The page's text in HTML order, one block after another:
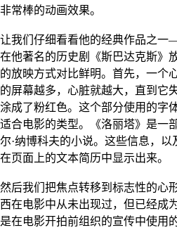
非常棒的动画效果。
让我们仔细看看他的经典作品之
在他著名的历史剧《斯巴达克斯》
的放映方式对比鲜明。首先，一个
的屏幕越多，心脏就越大，直到它
涂成了粉红色。这个部分使用的字
适合电影的类型。《洛丽塔》是一
尔·纳博科夫的小说。这些信息，
在页面上的文本简历中显示出来。
然后我们把焦点转移到标志性的心
西在电影中从未出现过，但已经成
是在电影开拍前组织的宣传中使用的